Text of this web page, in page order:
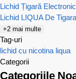
Lichid Țigară
Lichid LIQUA De
+2 mai multe
Tag-uri
lichid cu nicotina liqua
Categorii
Categoriile